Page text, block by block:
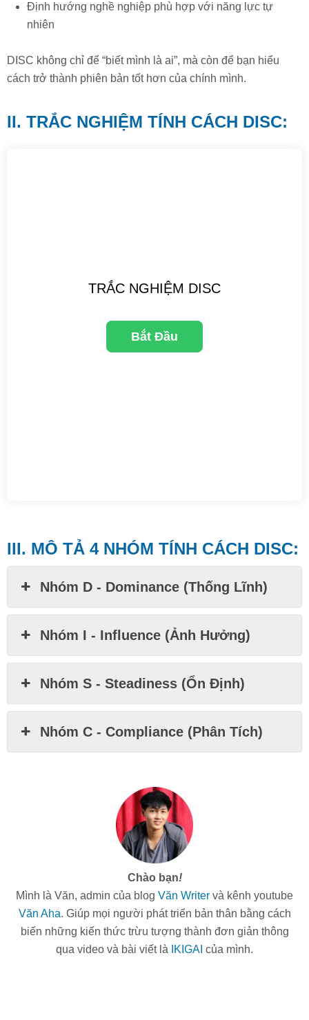
Định hướng nghề nghiệp phù hợp với năng lực tự
nhiên
DISC không chỉ để “biết mình là ai”, mà còn để bạn hiểu
cách trở thành phiên bản tốt hơn của chính mình.
II. TRẮC NGHIỆM TÍNH CÁCH DISC:
TRẮC NGHIỆM DISC
III. MÔ TẢ 4 NHÓM TÍNH CÁCH DISC:
Nhóm D - Dominance (Thống Lĩnh)
Nhóm I - Influence (Ảnh Hưởng)
Nhóm S - Steadiness (Ổn Định)
Nhóm C - Compliance (Phân Tích)
Chào bạn!
Mình là Văn, admin của blog Văn Writer và kênh youtube
Văn Aha. Giúp mọi người phát triển bản thân bằng cách
biến những kiến thức trừu tượng thành đơn giản thông
qua video và bài viết là
IKIGAI của mình.